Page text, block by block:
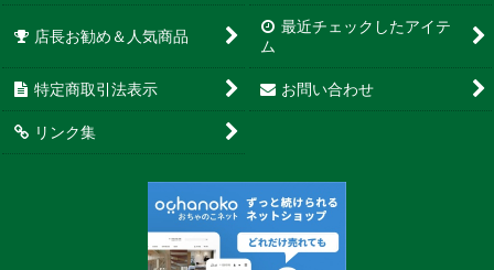
店長お勧め＆人気商品
最近チェックしたアイテ
ム
特定商取引法表示 お問い合わせ
リンク集